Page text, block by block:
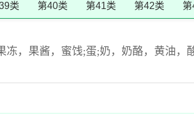
类 第40类 第41类 第42类
，果酱，蜜饯;蛋;奶，奶酪，黄油，